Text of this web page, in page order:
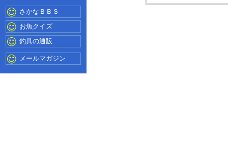
さかなＢＢＳ
お魚クイズ
釣具の通販
メールマガジン